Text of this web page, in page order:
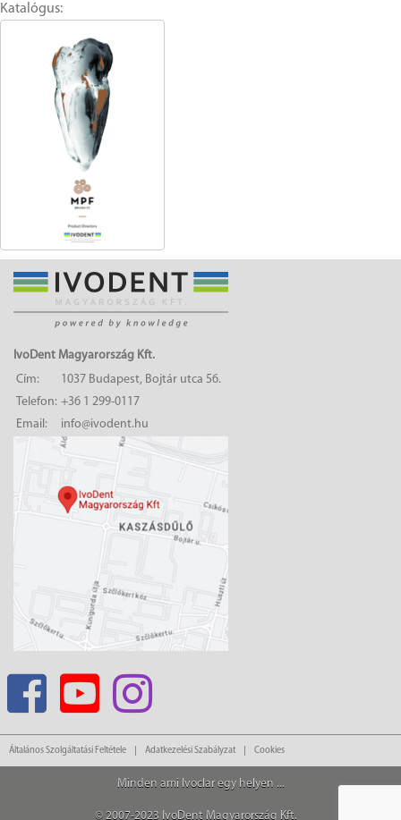
Katalógus:
IvoDent Magyarország Kft.
Cím:
1037 Budapest, Bojtár utca 56.
Telefon: +36 1 299-0117
Email:
info@ivodent.hu
Általános Szolgáltatási Feltétele Adatkezelési Szabályzat Cookies
© 2007-2023 IvoDent Magyarország Kft.
Minden ami Ivoclar egy helyen ...